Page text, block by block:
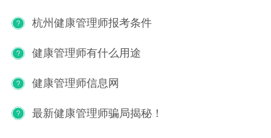
杭州健康管理师报考条件
健康管理师有什么用途
健康管理师信息网
最新健康管理师骗局揭秘！